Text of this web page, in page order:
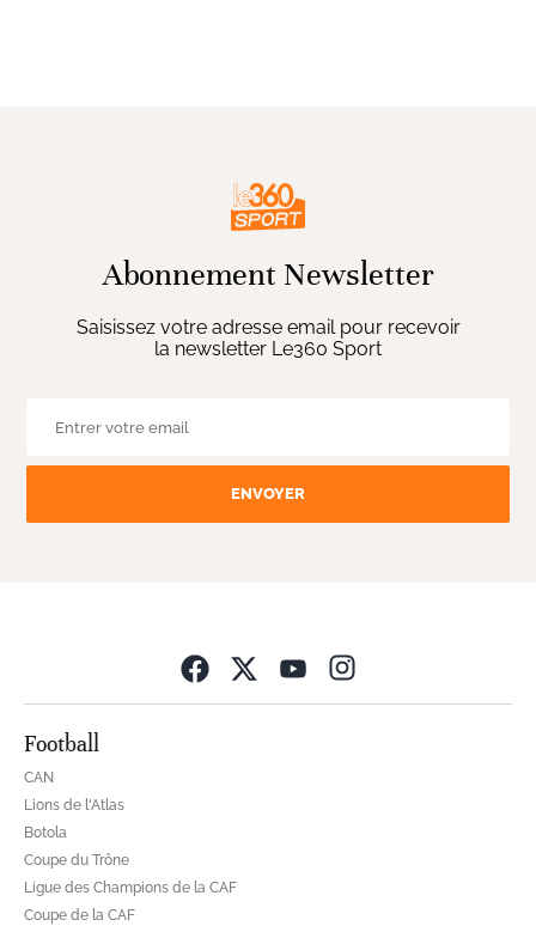
Abonnement Newsletter
Saisissez votre adresse email pour recevoir
la newsletter Le360 Sport
ENVOYER
Football
CAN
Lions de l'Atlas
Botola
Coupe du Trône
Ligue des Champions de la CAF
Coupe de la CAF